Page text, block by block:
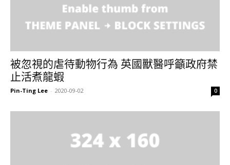
被忽視的虐待動物行為 英國獸醫呼籲政府禁
止活煮龍蝦
Pin-Ting Lee - 2020-09-02 0